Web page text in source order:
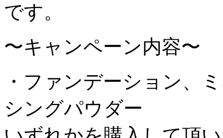
です。
〜キャンペーン内容〜
・ファンデーション、
シングパウダー